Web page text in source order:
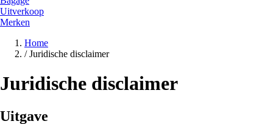
Uitverkoop
Merken
Home
/ Juridische disclaimer
Juridische disclaimer
Uitgave